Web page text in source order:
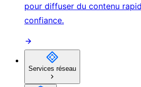
pour diffuser du contenu
confiance.
Services réseau